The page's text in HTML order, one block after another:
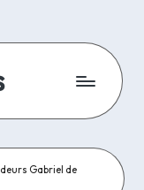
Gabriel de